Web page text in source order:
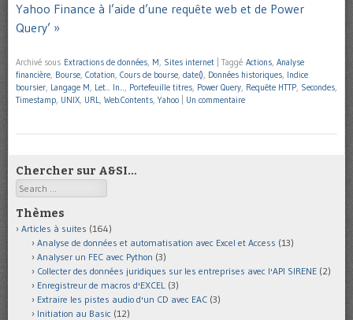
Yahoo Finance à l’aide d’une requête web et de Power
Query’ »
Archivé sous Extractions de données, M, Sites internet Taggé Actions, Analyse
financière, Bourse, Cotation, Cours de bourse, date(), Données historiques, Indice
boursier, Langage M, Let... In..., Portefeuille titres, Power Query, Requête HTTP, Secondes,
Timestamp, UNIX, URL, Web.Contents,Yahoo Un commentaire
Chercher sur A&SI…
Search
Thèmes
Articles à suites (164)
Analyse de données et automatisation avec Excel et Access (13)
Analyser un FEC avec Python (3)
Collecter des données juridiques sur les entreprises avec l'API SIRENE (2)
Enregistreur de macros d'EXCEL (3)
Extraire les pistes audio d'un CD avec EAC (3)
Initiation au Basic (12)